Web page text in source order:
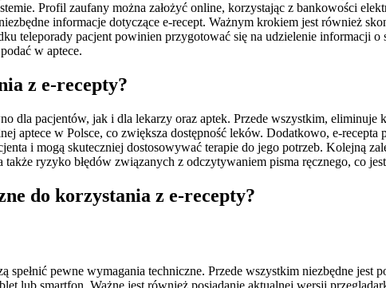
Profil zaufany można założyć online, korzystając z bankowości
informacje dotyczące e-recept. Ważnym krokiem jest również
teleporady pacjent powinien przygotować się na udzielenie informacji
w aptece.
z e-recepty?
dla pacjentów, jak i dla lekarzy oraz aptek. Przede wszystkim, eliminuje
aptece w Polsce, co zwiększa dostępność leków. Dodatkowo, e-
i mogą skuteczniej dostosowywać terapie do jego potrzeb. Kolejną
także ryzyko błędów związanych z odczytywaniem pisma ręcznego, co
do korzystania z e-recepty?
spełnić pewne wymagania techniczne. Przede wszystkim niezbędne
lub smartfon. Ważne jest również posiadanie aktualnej wersji